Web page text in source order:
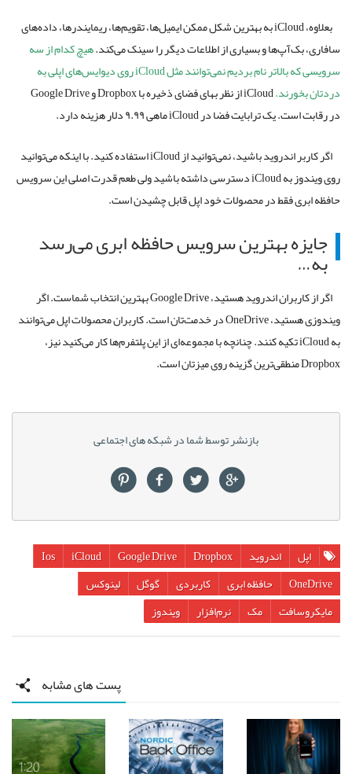
بعلاوه، iCloud به بهترین شکل ممکن ایمیل‌ها، تقویم‌ها، ریمایندرها، داده‌های
سافاری، بک‌آپ‌ها و بسیاری از اطلاعات دیگر را سینک می‌کند.هیچ کدام از سه
سرویسی که بالاتر نام بردیم نمی‌توانند مثل iCloud روی دیوایس‌های اپلی به
دردتان بخورند.
iCloud از نظر بهای فضای ذخیره با Dropbox و Google Drive
در رقابت است. یک ترابایت فضا در iCloud ماهی ۹.۹۹ دلار هزینه دارد.
اگر کاربر اندروید باشید، نمی‌توانید از iCloud استفاده کنید. با اینکه می‌توانید
روی ویندوز به iCloud دسترسی داشته باشید ولی طعم قدرت اصلی این سرویس
حافظه ابری فقط در محصولات خود اپل قابل چشیدن است.
جایزه بهترین سرویس حافظه ابری می‌رسد
به…
اگر از کاربران اندروید هستید، Google Drive بهترین انتخاب شماست. اگر
ویندوزی هستید، OneDrive در خدمت‌تان است. کاربران محصولات اپل می‌توانند
به iCloud تکیه کنند. چنانچه با مجموعه‌ای از این پلتفرم‌ها کار می‌کنید نیز،
Dropbox منطقی‌ترین گزینه روی میزتان است.
بازنشر توسط شما در شبکه های اجتماعی
اپل اندروید Dropbox
Google Drive
iCloud
Ios
OneDrive
حافظه ابری کاربردی گوگل
لینوکس
مایکروسافت
مک نرم‌افزار ویندوز
پست های مشابه